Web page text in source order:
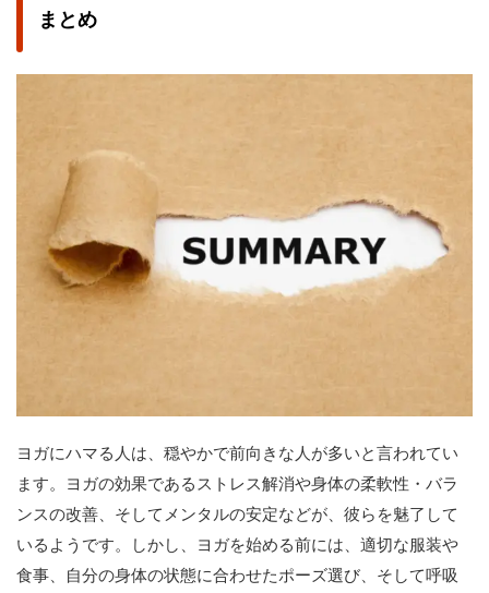
まとめ
ヨガにハマる人は、穏やかで前向きな人が多いと言われてい
ます。ヨガの効果であるストレス解消や身体の柔軟性・バラ
ンスの改善、そしてメンタルの安定などが、彼らを魅了して
いるようです。しかし、ヨガを始める前には、適切な服装や
食事、自分の身体の状態に合わせたポーズ選び、そして呼吸